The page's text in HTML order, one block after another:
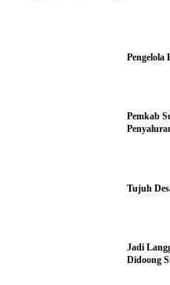
Pengelola
Pemkab
Tujuh
Jadi
Didoong